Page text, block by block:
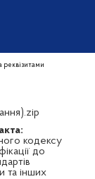
реквізитами
кодексу
до
та інших